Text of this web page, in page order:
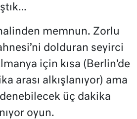
memnun. Zorlu
dolduran seyirci
için kısa (Berlin’de
arası alkışlanıyor) ama
üç dakika
oyun.